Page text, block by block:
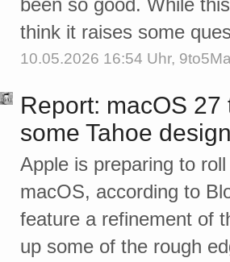
been so good. While
think it raises some
10.05.2026 16:54 Uhr,
Report: macOS
some Tahoe
Apple is preparing to
macOS, according to
feature a refinement of
up some of the rough